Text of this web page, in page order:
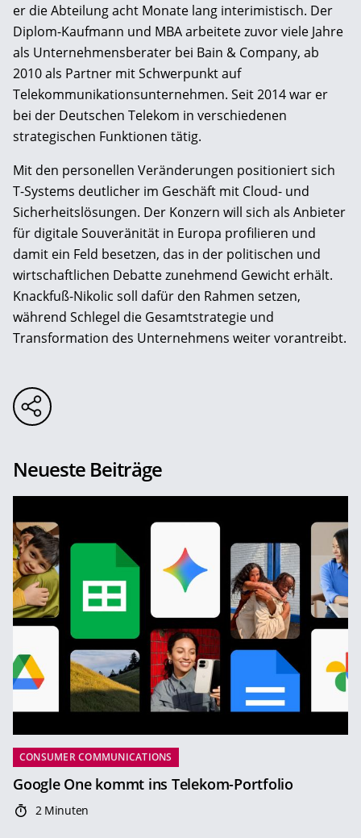
er die Abteilung acht Monate lang interimistisch. Der
Diplom-Kaufmann und MBA arbeitete zuvor viele Jahre
als Unternehmensberater bei Bain & Company, ab
2010 als Partner mit Schwerpunkt auf
Telekommunikationsunternehmen. Seit 2014 war er
bei der Deutschen Telekom in verschiedenen
strategischen Funktionen tätig.
Mit den personellen Veränderungen positioniert sich
T-Systems deutlicher im Geschäft mit Cloud- und
Sicherheitslösungen. Der Konzern will sich als Anbieter
für digitale Souveränität in Europa profilieren und
damit ein Feld besetzen, das in der politischen und
wirtschaftlichen Debatte zunehmend Gewicht erhält.
Knackfuß-Nikolic soll dafür den Rahmen setzen,
während Schlegel die Gesamtstrategie und
Transformation des Unternehmens weiter vorantreibt.
Neueste Beiträge
CONSUMER COMMUNICATIONS
Google One kommt ins Telekom-Portfolio
2 Minuten